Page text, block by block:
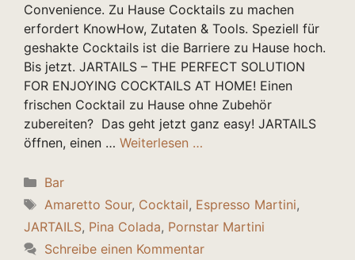
Convenience. Zu Hause Cocktails zu machen
erfordert KnowHow, Zutaten & Tools. Speziell für
geshakte Cocktails ist die Barriere zu Hause hoch.
Bis jetzt. JARTAILS – THE PERFECT SOLUTION
FOR ENJOYING COCKTAILS AT HOME! Einen
frischen Cocktail zu Hause ohne Zubehör
zubereiten? Das geht jetzt ganz easy! JARTAILS
öffnen, einen … Weiterlesen …
Kategorien
Bar
Schlagwörter
Amaretto Sour, Cocktail, Espresso Martini,
JARTAILS, Pina Colada, Pornstar Martini
Schreibe einen Kommentar